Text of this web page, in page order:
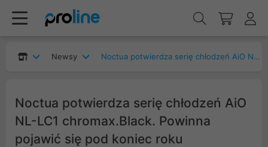
Newsy Noctua potwierdza serię chłodzeń AiO NL-LC1 chromax.Black. Powinna pojawić się pod koniec roku
Noctua potwierdza serię chłodzeń AiO
NL-LC1 chromax.Black. Powinna
pojawić się pod koniec roku